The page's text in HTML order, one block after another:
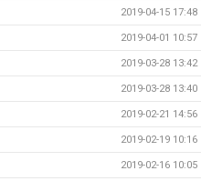
2019-04-15 17:48
2019-04-01 10:57
2019-03-28 13:42
2019-03-28 13:40
2019-02-21 14:56
2019-02-19 10:16
2019-02-16 10:05